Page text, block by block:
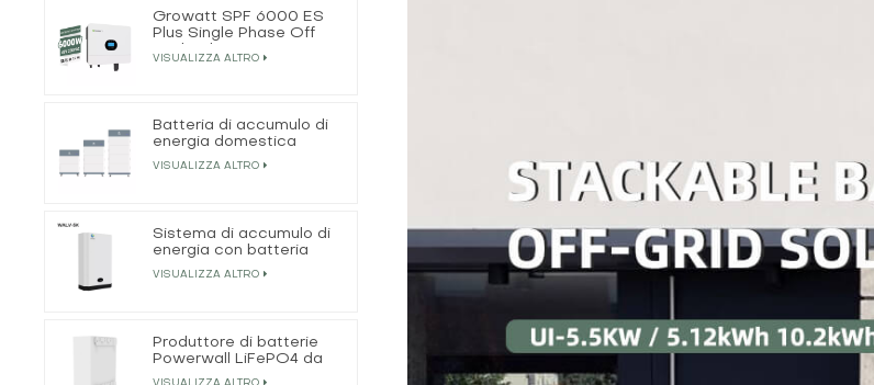
Growatt SPF 6000 ES
Plus Single Phase Off
VISUALIZZA ALTRO
Batteria di accumulo di
energia domestica
impilata da 50 Ah 15,3
VISUALIZZA ALTRO
Sistema di accumulo di
energia con batteria
LiFePO4 residenziale da
VISUALIZZA ALTRO
Produttore di batterie
Powerwall LiFePO4 da
51,2 V 200 Ah 10 kWh